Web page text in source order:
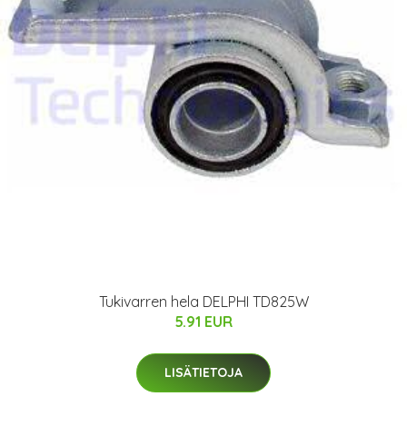
Tukivarren hela DELPHI TD825W
5.91 EUR
LISÄTIETOJA